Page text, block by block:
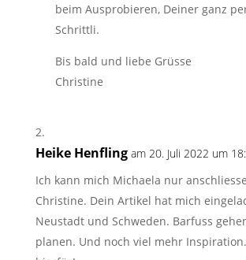
beim Ausprobieren, Deiner ganz
Schrittli.
Bis bald und liebe Grüsse
Christine
Heike Henfling am 20. Juli 2022 um
Ich kann mich Michaela nur
Christine. Dein Artikel hat mich
Neustadt und Schweden. Barfuss
planen. Und noch viel mehr